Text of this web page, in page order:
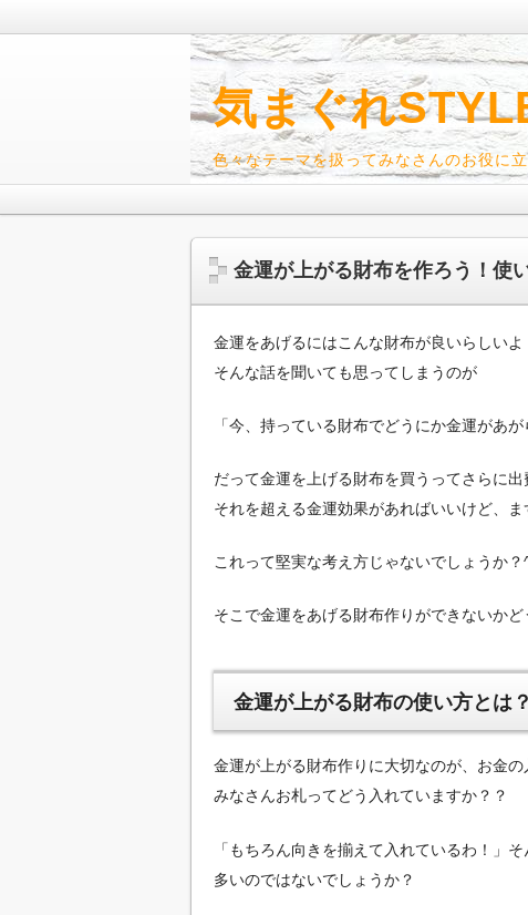
気まぐれ
色々なテーマを扱ってみなさんのお役に
金運が上がる財布を作ろう！使
金運をあげるにはこんな財布が良いらしいよ
そんな話を聞いても思ってしまうのが
「今、持っている財布でどうにか金運があが
だって金運を上げる財布を買うってさらに出
それを超える金運効果があればいいけど、
これって堅実な考え方じゃないでしょうか？
そこで金運をあげる財布作りができないかど
金運が上がる財布の使い方とは？
金運が上がる財布作りに大切なのが、お金の
みなさんお札ってどう入れていますか？？
「もちろん向きを揃えて入れているわ！」そ
多いのではないでしょうか？